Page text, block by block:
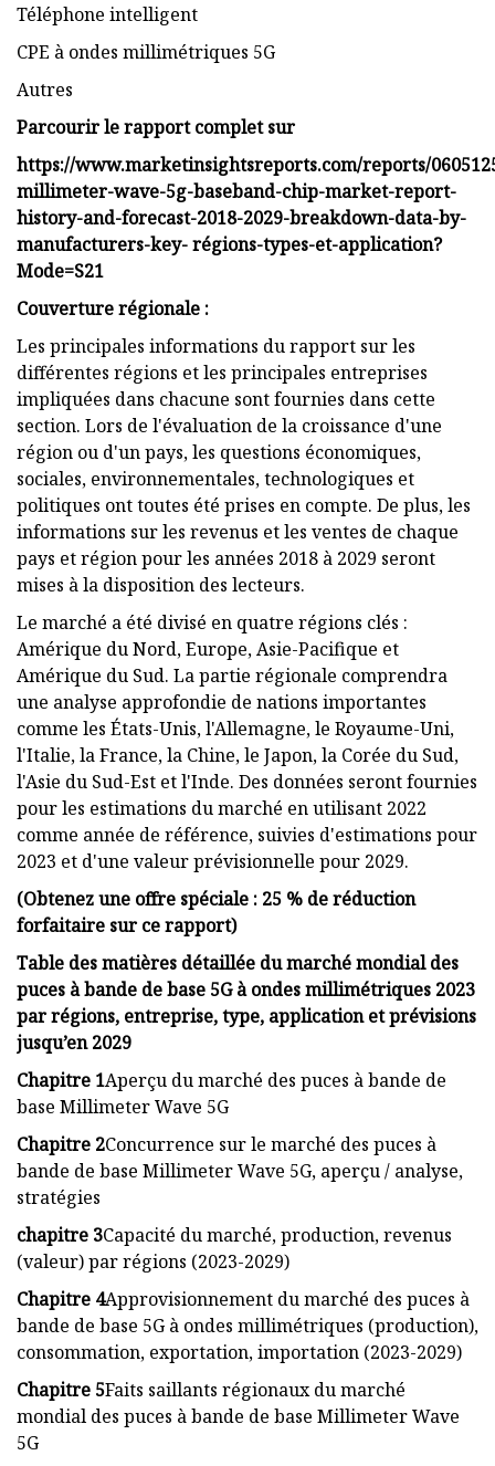
Téléphone intelligent
CPE à ondes millimétriques 5G
Autres
Parcourir le rapport complet sur
https://www.marketinsightsreports.com/reports/
millimeter-wave-5g-baseband-chip-market-report-
history-and-forecast-2018-2029-breakdown-data-by-
manufacturers-key- régions-types-et-application?
Mode=S21
Couverture régionale :
Les principales informations du rapport sur les
différentes régions et les principales entreprises
impliquées dans chacune sont fournies dans cette
section. Lors de l'évaluation de la croissance d'une
région ou d'un pays, les questions économiques,
sociales, environnementales, technologiques et
politiques ont toutes été prises en compte. De plus, les
informations sur les revenus et les ventes de chaque
pays et région pour les années 2018 à 2029 seront
mises à la disposition des lecteurs.
Le marché a été divisé en quatre régions clés :
Amérique du Nord, Europe, Asie-Pacifique et
Amérique du Sud. La partie régionale comprendra
une analyse approfondie de nations importantes
comme les États-Unis, l'Allemagne, le Royaume-Uni,
l'Italie, la France, la Chine, le Japon, la Corée du Sud,
l'Asie du Sud-Est et l'Inde. Des données seront fournies
pour les estimations du marché en utilisant 2022
comme année de référence, suivies d'estimations pour
2023 et d'une valeur prévisionnelle pour 2029.
(Obtenez une offre spéciale : 25 % de réduction
forfaitaire sur ce rapport)
Table des matières détaillée du marché mondial des
puces à bande de base 5G à ondes millimétriques 2023
par régions, entreprise, type, application et prévisions
jusqu’en 2029
Chapitre 1Aperçu du marché des puces à bande de
base Millimeter Wave 5G
Chapitre 2Concurrence sur le marché des puces à
bande de base Millimeter Wave 5G, aperçu / analyse,
stratégies
chapitre 3Capacité du marché, production, revenus
(valeur) par régions (2023-2029)
Chapitre 4Approvisionnement du marché des puces à
bande de base 5G à ondes millimétriques (production),
consommation, exportation, importation (2023-2029)
Chapitre 5Faits saillants régionaux du marché
mondial des puces à bande de base Millimeter Wave
5G